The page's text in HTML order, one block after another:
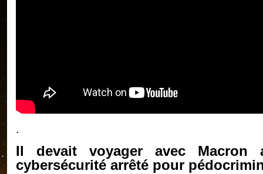
.
Il devait voyager avec
cybersécurité arrêté pour